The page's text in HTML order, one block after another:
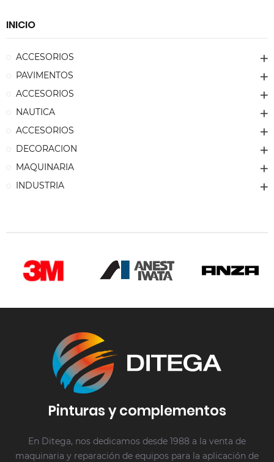
INICIO
ACCESORIOS
PAVIMENTOS
ACCESORIOS
NAUTICA
ACCESORIOS
DECORACION
MAQUINARIA
INDUSTRIA
Pinturas y complementos
En Ditega, nos dedicamos desde 1988 a la venta de
maquinaria y reparación de equipos para la aplicación de